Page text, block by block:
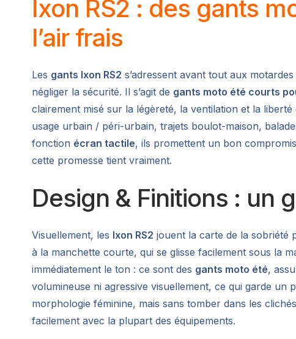
Ixon RS2 : des gants
l’air frais
Les gants Ixon RS2 s’adressent avant tout aux
négliger la sécurité. Il s’agit de gants moto été courts
clairement misé sur la légèreté, la ventilation et la
usage urbain / péri-urbain, trajets boulot-maison,
fonction écran tactile, ils promettent un bon
cette promesse tient vraiment.
Design & Finitions : un
Visuellement, les Ixon RS2 jouent la carte de la sobriété
à la manchette courte, qui se glisse facilement sous la
immédiatement le ton : ce sont des gants moto été,
volumineuse ni agressive visuellement, ce qui garde
morphologie féminine, mais sans tomber dans les
facilement avec la plupart des équipements.